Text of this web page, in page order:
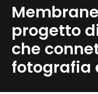
progetto
che
fotografia